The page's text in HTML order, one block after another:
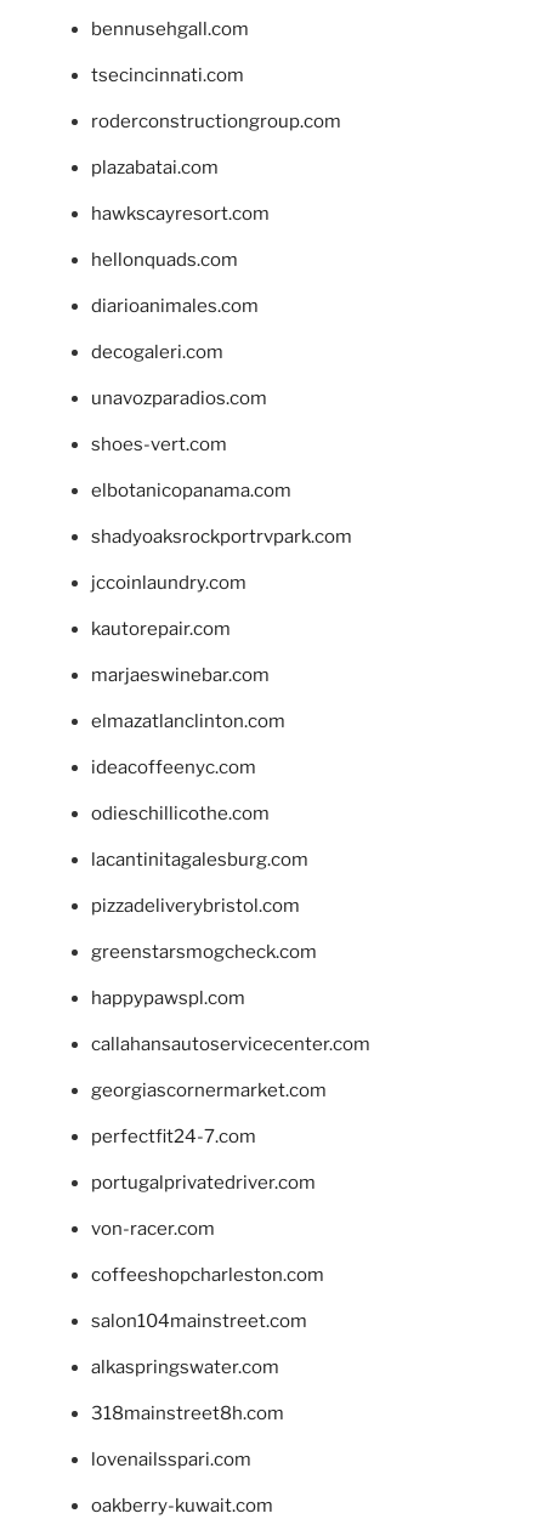
bennusehgall.com
tsecincinnati.com
roderconstructiongroup.com
plazabatai.com
hawkscayresort.com
hellonquads.com
diarioanimales.com
decogaleri.com
unavozparadios.com
shoes-vert.com
elbotanicopanama.com
shadyoaksrockportrvpark.com
jccoinlaundry.com
kautorepair.com
marjaeswinebar.com
elmazatlanclinton.com
ideacoffeenyc.com
odieschillicothe.com
lacantinitagalesburg.com
pizzadeliverybristol.com
greenstarsmogcheck.com
happypawspl.com
callahansautoservicecenter.com
georgiascornermarket.com
perfectfit24-7.com
portugalprivatedriver.com
von-racer.com
coffeeshopcharleston.com
salon104mainstreet.com
alkaspringswater.com
318mainstreet8h.com
lovenailsspari.com
oakberry-kuwait.com